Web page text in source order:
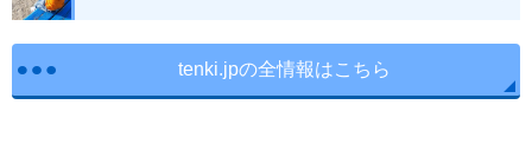
tenki.jpの全情報はこちら